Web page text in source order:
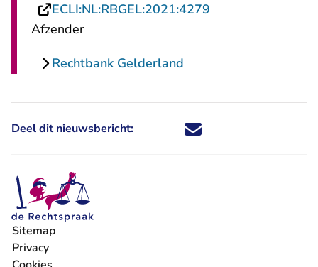
ECLI:NL:RBGEL:2021:4279
Afzender
Rechtbank Gelderland
Deel dit nieuwsbericht: Deel dit nieuwsbericht via X -
Deel dit nieuwsbericht via
Deel dit nieuwsbericht
Deel dit
Sitemap
Privacy